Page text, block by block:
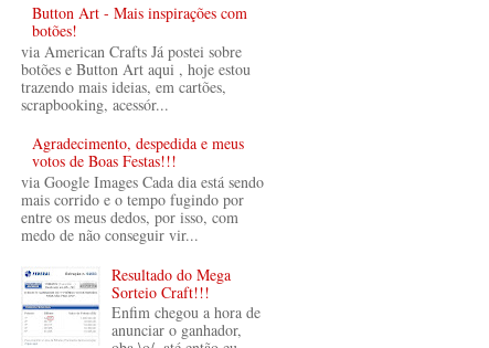
Button Art - Mais inspirações com
botões!
via American Crafts Já postei sobre
botões e Button Art aqui , hoje estou
trazendo mais ideias, em cartões,
scrapbooking, acessór...
Agradecimento, despedida e meus
votos de Boas Festas!!!
via Google Images Cada dia está sendo
mais corrido e o tempo fugindo por
entre os meus dedos, por isso, com
medo de não conseguir vir...
Resultado do Mega
Sorteio Craft!!!
Enfim chegou a hora de
anunciar o ganhador,